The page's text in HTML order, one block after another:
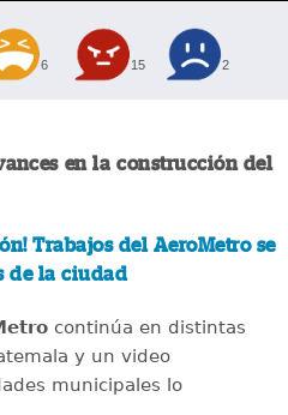
6 15 2
en la construcción del
Trabajos del AeroMetro se
de la ciudad
continúa en distintas
y un video
municipales lo